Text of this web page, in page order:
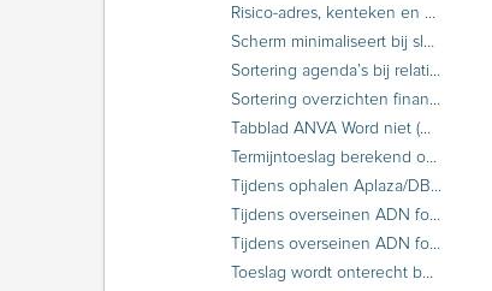
Risico-adres, kenteken en autogegevens onterecht in polisoverzicht
Scherm minimaliseert bij sluiten pad BOAG of BVPU
Sortering agenda’s bij relatie niet op datum
Sortering overzichten financiële verwerking niet correct
Tabblad ANVA Word niet (meer) aanwezig
Termijntoeslag berekend over bruto premie ipv over netto premie
Tijdens ophalen Aplaza/DBS foutmelding ‘CAS-5701 Required credentials not available’
Tijdens overseinen ADN foutmelding 'H00003: Problemen met de datacommunicatiesessie'
Tijdens overseinen ADN foutmelding 'H00004: De vorige ADN-sessie is niet goed verlopen'
Toeslag wordt onterecht berekend over de minimum premie van het basistarief